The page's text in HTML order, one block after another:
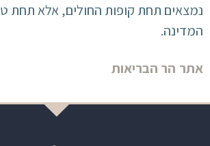
נמצאים תחת קופות החולים, אלא תחת
המדינה.
אתר הר הבריאות